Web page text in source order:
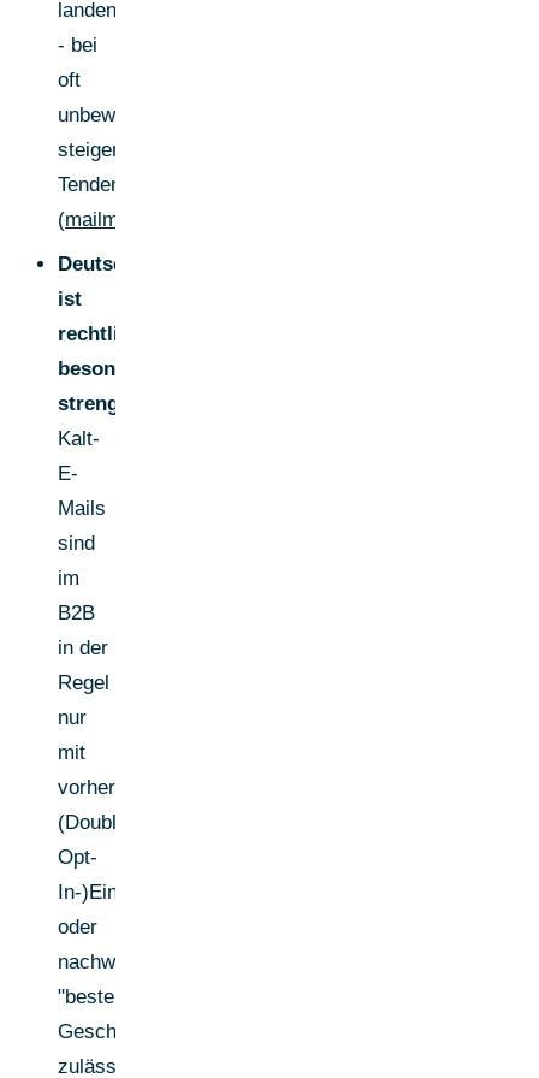
landen
- bei
oft
unbewusst
steigender
Tendenz.
(mailmend.io
Deutschland
ist
rechtlich
besonders
streng:
Kalt-
E-
Mails
sind
im
B2B
in der
Regel
nur
mit
vorheriger
(Double-
Opt-
In-)Einwilligung
oder
nachweisbarem
"bestehendem
Geschäftsverhältnis"
zulässig